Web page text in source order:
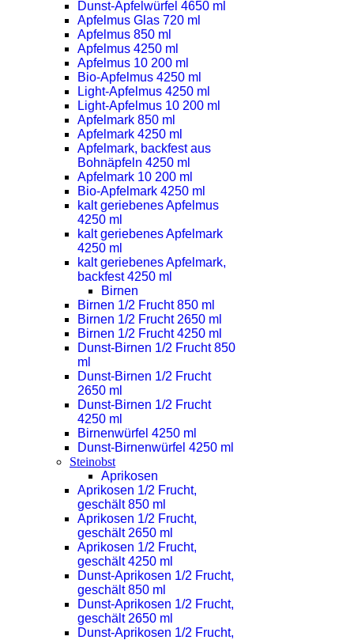
Dunst-Apfelwürfel 4650 ml
Apfelmus Glas 720 ml
Apfelmus 850 ml
Apfelmus 4250 ml
Apfelmus 10 200 ml
Bio-Apfelmus 4250 ml
Light-Apfelmus 4250 ml
Light-Apfelmus 10 200 ml
Apfelmark 850 ml
Apfelmark 4250 ml
Apfelmark, backfest aus
Bohnäpfeln 4250 ml
Apfelmark 10 200 ml
Bio-Apfelmark 4250 ml
kalt geriebenes Apfelmus
4250 ml
kalt geriebenes Apfelmark
4250 ml
kalt geriebenes Apfelmark,
backfest 4250 ml
Birnen
Birnen 1/2 Frucht 850 ml
Birnen 1/2 Frucht 2650 ml
Birnen 1/2 Frucht 4250 ml
Dunst-Birnen 1/2 Frucht 850
ml
Dunst-Birnen 1/2 Frucht
2650 ml
Dunst-Birnen 1/2 Frucht
4250 ml
Birnenwürfel 4250 ml
Dunst-Birnenwürfel 4250 ml
Steinobst
Aprikosen
Aprikosen 1/2 Frucht,
geschält 850 ml
Aprikosen 1/2 Frucht,
geschält 2650 ml
Aprikosen 1/2 Frucht,
geschält 4250 ml
Dunst-Aprikosen 1/2 Frucht,
geschält 850 ml
Dunst-Aprikosen 1/2 Frucht,
geschält 2650 ml
Dunst-Aprikosen 1/2 Frucht,